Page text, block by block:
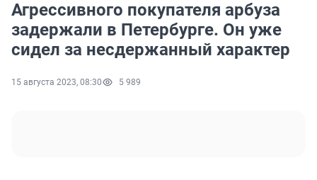
Агрессивного покупателя арбуза
задержали в Петербурге. Он уже
сидел за несдержанный характер
15 августа 2023, 08:30 5 989